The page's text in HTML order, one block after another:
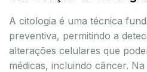
A citologia é uma técnica
preventiva, permitindo a
alterações celulares que
médicas, incluindo câncer.